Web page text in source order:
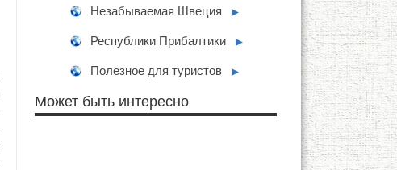
Незабываемая Швеция ►
Республики Прибалтики ►
Полезное для туристов ►
Может быть интересно